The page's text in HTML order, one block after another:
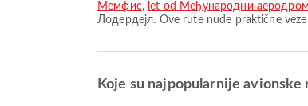
Мемфис, let od Међународни
Лодердејл. Ove rute nude praktične
Koje su najpopularnije